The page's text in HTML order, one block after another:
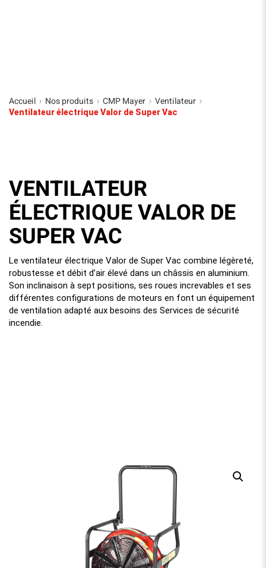
Accueil › Nos produits › CMP Mayer › Ventilateur ›
Ventilateur électrique Valor de Super Vac
VENTILATEUR
ÉLECTRIQUE VALOR DE
SUPER VAC
Le ventilateur électrique Valor de Super Vac combine légèreté,
robustesse et débit d’air élevé dans un châssis en aluminium.
Son inclinaison à sept positions, ses roues increvables et ses
différentes configurations de moteurs en font un équipement
de ventilation adapté aux besoins des Services de sécurité
incendie.